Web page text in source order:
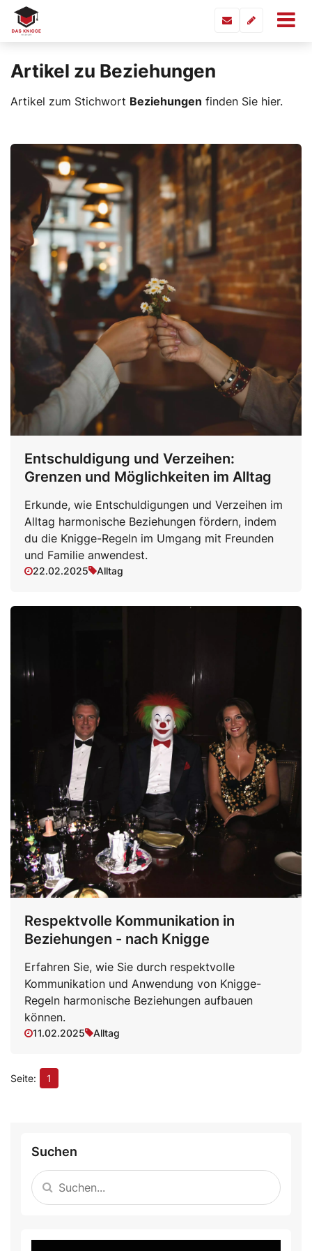
Artikel zu Beziehungen
Artikel zum Stichwort Beziehungen finden Sie hier.
Entschuldigung und Verzeihen:
Grenzen und Möglichkeiten im Alltag
Erkunde, wie Entschuldigungen und Verzeihen im
Alltag harmonische Beziehungen fördern, indem
du die Knigge-Regeln im Umgang mit Freunden
und Familie anwendest.
22.02.2025 Alltag
Respektvolle Kommunikation in
Beziehungen - nach Knigge
Erfahren Sie, wie Sie durch respektvolle
Kommunikation und Anwendung von Knigge-
Regeln harmonische Beziehungen aufbauen
können.
11.02.2025 Alltag
1
Suchen